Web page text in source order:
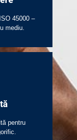
45000 –
mediu.
pentru